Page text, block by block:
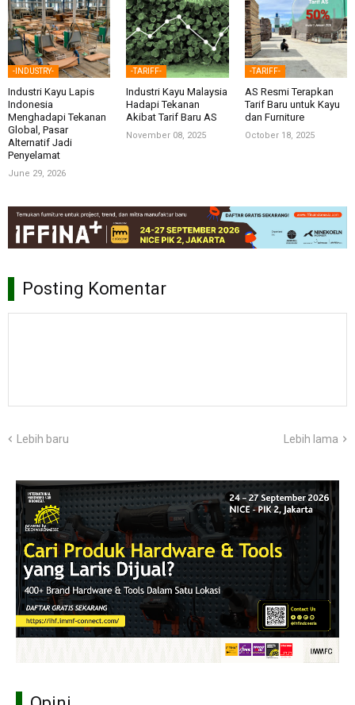
-INDUSTRY-
Industri Kayu Lapis
Indonesia
Menghadapi Tekanan
Global, Pasar
Alternatif Jadi
Penyelamat
June 29, 2026
-TARIFF-
Industri Kayu Malaysia
Hadapi Tekanan
Akibat Tarif Baru AS
November 08, 2025
-TARIFF-
AS Resmi Terapkan
Tarif Baru untuk Kayu
dan Furniture
October 18, 2025
Posting Komentar
Lebih baru Lebih lama